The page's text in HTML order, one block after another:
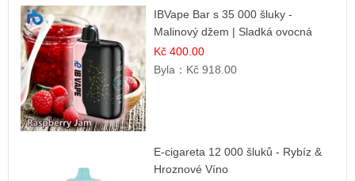
IBVape Bar s 35 000 šluky -
Malinový džem | Sladká ovocná
příchuť
Kč 400.00
Byla： Kč 918.00
E-cigareta 12 000 šluků - Rybíz &
Hroznové Víno